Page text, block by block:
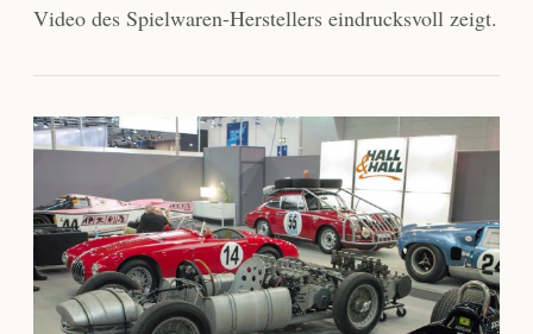
Video des Spielwaren-Herstellers eindrucksvoll zeigt.